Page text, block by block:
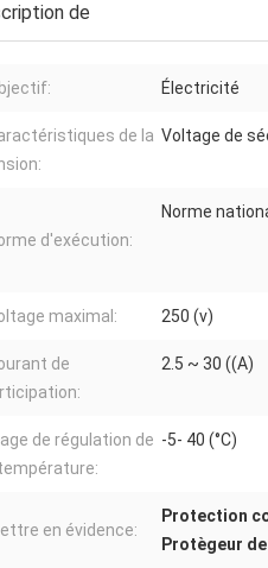
de
Électricité
de la Voltage de
d'exécution:
Norme
maximal: 250 (v)
de
2.5 ~ 30 ((A)
de régulation de -5- 40 (°C)
en évidence:
Protection
Protègeur